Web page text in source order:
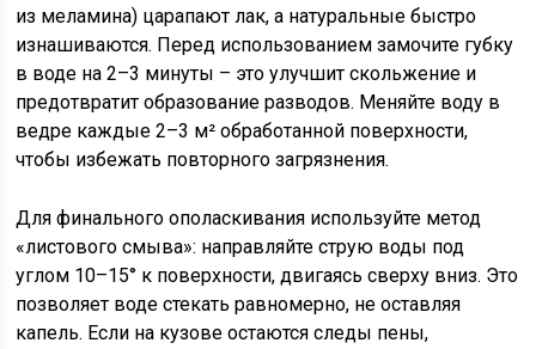
из меламина) царапают лак, а натуральные быстро
изнашиваются. Перед использованием замочите губку
в воде на 2–3 минуты – это улучшит скольжение и
предотвратит образование разводов. Меняйте воду в
ведре каждые 2–3 м² обработанной поверхности,
чтобы избежать повторного загрязнения.
Для финального ополаскивания используйте метод
«листового смыва»: направляйте струю воды под
углом 10–15° к поверхности, двигаясь сверху вниз. Это
позволяет воде стекать равномерно, не оставляя
капель. Если на кузове остаются следы пены,